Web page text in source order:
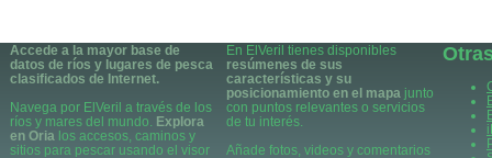
Accede a la mayor base de
datos de ríos y lugares de pesca
clasificados de Internet.
Navega por ElVeril a través de los
ríos y mares del mundo. Explora
en Oria los accesos, caminos y
sitios para pescar usando el visor
En ElVeril tienes disponibles
resúmenes de sus
características y su
posicionamiento en el mapa junto
con puntos relevantes o servicios
de tu interés.
Añade fotos, videos y comentarios